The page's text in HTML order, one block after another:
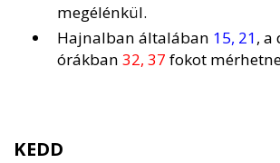
megélénkül.
Hajnalban általában 15, 21, a
órákban 32, 37 fokot
KEDD